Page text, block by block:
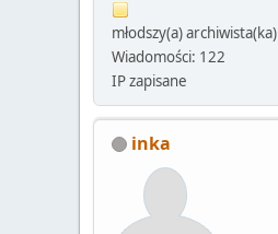
młodszy(a) archiwista(ka)
Wiadomości: 122
IP zapisane
inka